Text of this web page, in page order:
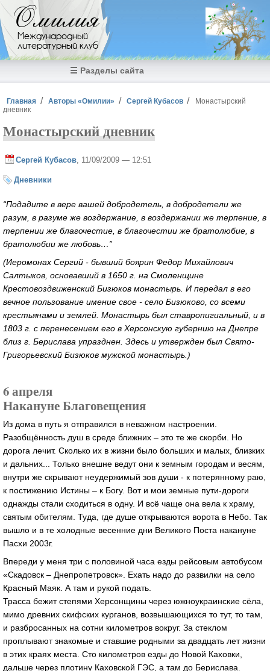
Перейти к основному содержанию
Омилия
Международный
литературный клуб
☰ Разделы сайта
Вы здесь
Главная Авторы «Омилии» Сергей Кубасов
Монастырский
дневник
Монастырский дневник
Сергей Кубасов , 11/09/2009 — 12:51
Дневники
“Подадите в вере вашей добродетель, в добродетели же
разум, в разуме же воздержание, в воздержании же терпение, в
терпении же благочестие, в благочестии же братолюбие, в
братолюбии же любовь…”
(Иеромонах Сергий - бывший боярин Федор Михайлович
Салтыков, основавший в 1650 г. на Смоленщине
Крестовоздвиженский Бизюков монастырь. И передал в его
вечное пользование имение свое - село Бизюково, со всеми
крестьянами и землей. Монастырь был ставропигиальный, и в
1803 г. с перенесением его в Херсонскую губернию на Днепре
близ г. Берислава упразднен. Здесь и утвержден был Cвято-
Григорьевский Бизюков мужской монастырь.)
6 апреля
Накануне Благовещения
Из дома в путь я отправился в неважном настроении.
Разобщённость душ в среде ближних – это те же скорби. Но
дорога лечит. Сколько их в жизни было больших и малых, близких
и дальних... Только внешне ведут они к земным городам и весям,
внутри же скрывают неудержимый зов души - к потерянному раю,
к постижению Истины – к Богу. Вот и мои земные пути-дороги
однажды стали сходиться в одну. И всё чаще она вела к храму,
святым обителям. Туда, где душе открываются ворота в Небо. Так
вышло и в те холодные весенние дни Великого Поста накануне
Пасхи 2003г.
Впереди у меня три с половиной часа езды рейсовым автобусом
«Скадовск – Днепропетровск». Ехать надо до развилки на село
Красный Маяк. А там и рукой подать.
Трасса бежит степями Херсонщины через южноукраинские сёла,
мимо древних скифских курганов, возвышающихся то тут, то там,
и разбросанных на сотни километров вокруг. За стеклом
проплывают знакомые и ставшие родными за двадцать лет жизни
в этих краях места. Сто километров езды до Новой Каховки,
дальше через плотину Каховской ГЭС, а там до Берислава.